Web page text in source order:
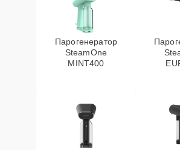
Парогенератор
SteamOne
MINT400